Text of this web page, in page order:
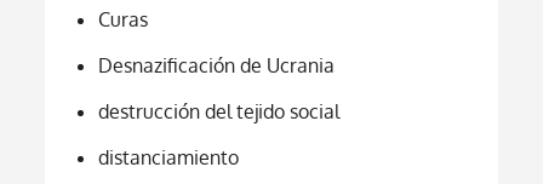
Curas
Desnazificación de Ucrania
destrucción del tejido social
distanciamiento